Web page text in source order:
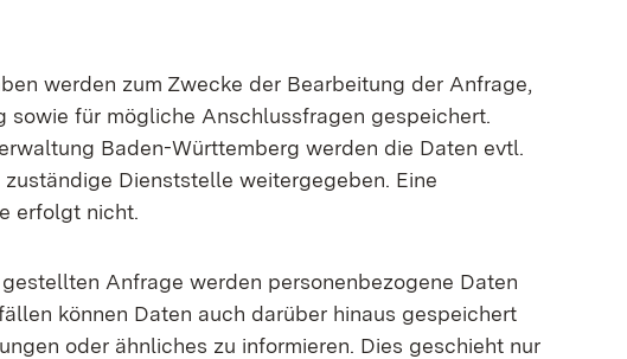
werden zum Zwecke der Bearbeitung der Anfrage,
sowie für mögliche Anschlussfragen gespeichert.
Baden-Württemberg werden die Daten evtl.
Dienststelle weitergegeben. Eine
erfolgt nicht.
Anfrage werden personenbezogene Daten
können Daten auch darüber hinaus gespeichert
oder ähnliches zu informieren. Dies geschieht nur